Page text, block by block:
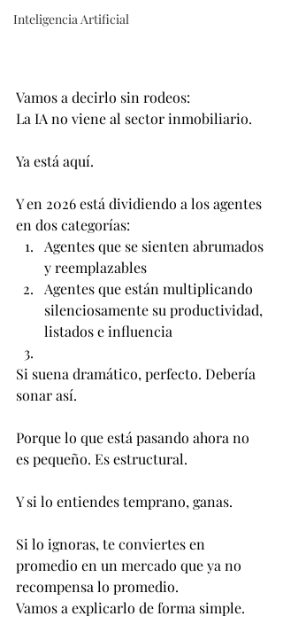
Inteligencia Artificial
Vamos a decirlo sin rodeos:
La IA no viene al sector inmobiliario.
Ya está aquí.
Y en 2026 está dividiendo a los agentes
en dos categorías:
Agentes que se sienten abrumados
y reemplazables
Agentes que están multiplicando
silenciosamente su productividad,
listados e influencia
Si suena dramático, perfecto. Debería
sonar así.
Porque lo que está pasando ahora no
es pequeño. Es estructural.
Y si lo entiendes temprano, ganas.
Si lo ignoras, te conviertes en
promedio en un mercado que ya no
recompensa lo promedio.
Vamos a explicarlo de forma simple.